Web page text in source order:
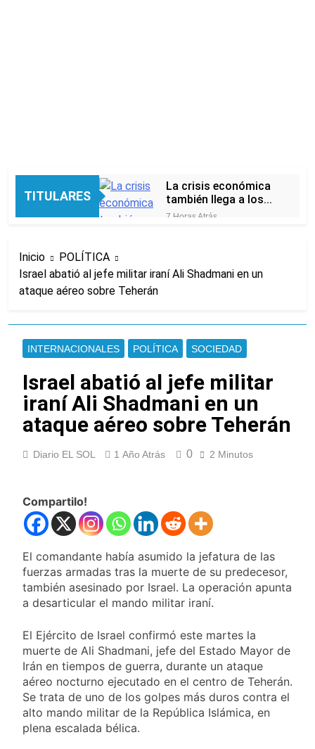
TITULARES
La crisis económica
también llega a los
templos: casi la
trabajo
7 Horas Atrás
Lionel Messi llegará a
Rosario para despedir a su
Murió Jorge Messi,
padre de Lionel
Messi, a los 68 años
18 Horas Atrás
Thiago Medina fue
imputado
formalmente por
abuso sexual
19 Horas Atrás
La CGT y las dos CTA
profundizan su plan de
contra el Gobierno
20 Horas Atrás
La Diócesis de
Quilmes celebró la
visita del Papa León
XIV a la Argentina
Figuras de la cultura se
sumaron a la marcha frente
al Congreso contra la Ley de
Propiedad Privada
2 Días Atrás
Nueva jornada
activos argentinos:
cayeron las acciones
en Wall Street y el
riesgo país quedó al
borde de los 450
puntos
2 Días Atrás
Jorge Macri condenó los
disturbios frente al
Congreso y calificó a los
responsables como
«delincuentes anarquistas»
2 Días Atrás
Día Internacional de
la Cerveza: los tres
secretos para
Inicio
POLÍTICA
Israel abatió al jefe militar iraní Ali Shadmani en un
ataque aéreo sobre Teherán
INTERNACIONALES POLÍTICA SOCIEDAD
Israel abatió al jefe militar
iraní Ali Shadmani en un
ataque aéreo sobre Teherán
Diario EL SOL 1 Año Atrás 0 2 Minutos
Compartilo!
El comandante había asumido la jefatura de las
fuerzas armadas tras la muerte de su predecesor,
también asesinado por Israel. La operación apunta
a desarticular el mando militar iraní.
El Ejército de Israel confirmó este martes la
muerte de Ali Shadmani, jefe del Estado Mayor de
Irán en tiempos de guerra, durante un ataque
aéreo nocturno ejecutado en el centro de Teherán.
Se trata de uno de los golpes más duros contra el
alto mando militar de la República Islámica, en
plena escalada bélica.